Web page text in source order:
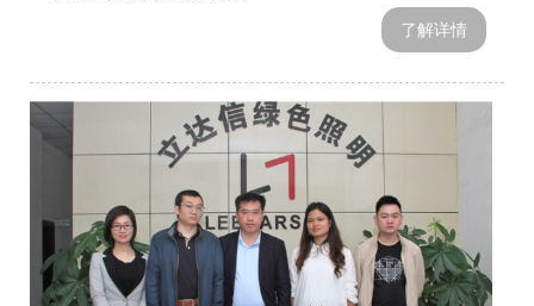
了解详情